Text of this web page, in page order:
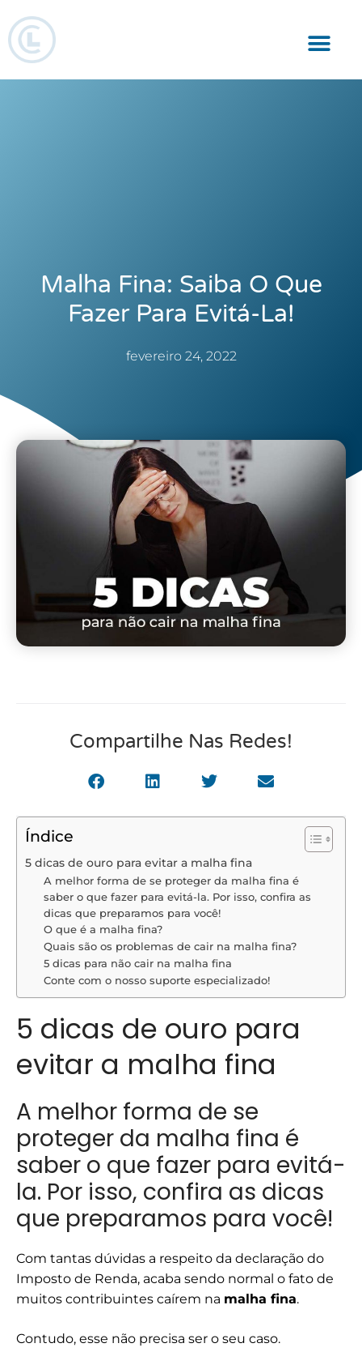
Malha Fina: Saiba O Que
Fazer Para Evitá-La!
fevereiro 24, 2022
Compartilhe Nas Redes!
Índice
5 dicas de ouro para evitar a malha fina
A melhor forma de se proteger da malha fina é
saber o que fazer para evitá-la. Por isso, confira as
dicas que preparamos para você!
O que é a malha fina?
Quais são os problemas de cair na malha fina?
5 dicas para não cair na malha fina
Conte com o nosso suporte especializado!
5 dicas de ouro para
evitar a malha fina
A melhor forma de se
proteger da malha fina é
saber o que fazer para evitá-
la. Por isso, confira as dicas
que preparamos para você!
Com tantas dúvidas a respeito da declaração do
Imposto de Renda, acaba sendo normal o fato de
muitos contribuintes caírem na malha fina.
Contudo, esse não precisa ser o seu caso.